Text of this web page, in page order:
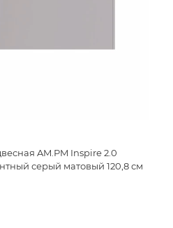
AM.PM Inspire 2.0
серый матовый 120,8 см